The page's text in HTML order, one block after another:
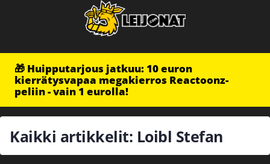
🎁 Huipputarjous jatkuu: 10 euron
kierrätysvapaa megakierros Reactoonz-
peliin - vain 1 eurolla!
Kaikki artikkelit: Loibl Stefan